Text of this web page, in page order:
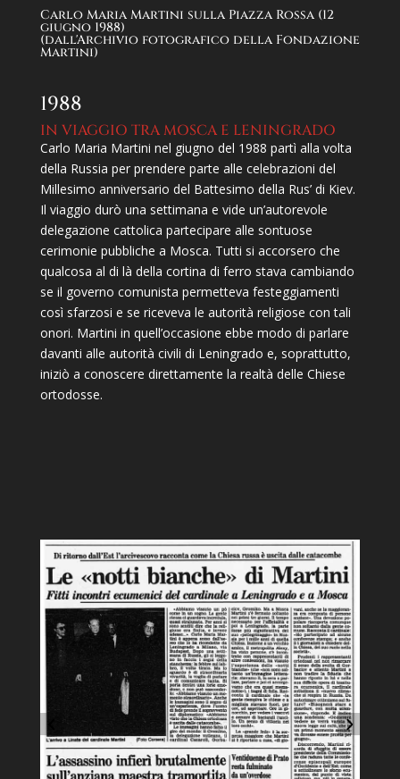
Carlo Maria Martini sulla Piazza Rossa (12
giugno 1988)
(dall'Archivio fotografico della Fondazione
Martini)
1988
IN VIAGGIO TRA MOSCA E LENINGRADO
Carlo Maria Martini nel giugno del 1988 partì alla volta
della Russia per prendere parte alle celebrazioni del
Millesimo anniversario del Battesimo della Rus’ di Kiev.
Il viaggio durò una settimana e vide un’autorevole
delegazione cattolica partecipare alle sontuose
cerimonie pubbliche a Mosca. Tutti si accorsero che
qualcosa al di là della cortina di ferro stava cambiando
se il governo comunista permetteva festeggiamenti
così sfarzosi e se riceveva le autorità religiose con tali
onori. Martini in quell’occasione ebbe modo di parlare
davanti alle autorità civili di Leningrado e, soprattutto,
iniziò a conoscere direttamente la realtà delle Chiese
ortodosse.